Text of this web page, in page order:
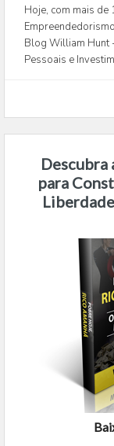
Hoje, com mais de
Blog William Hunt
Pessoais e
Descubra
para